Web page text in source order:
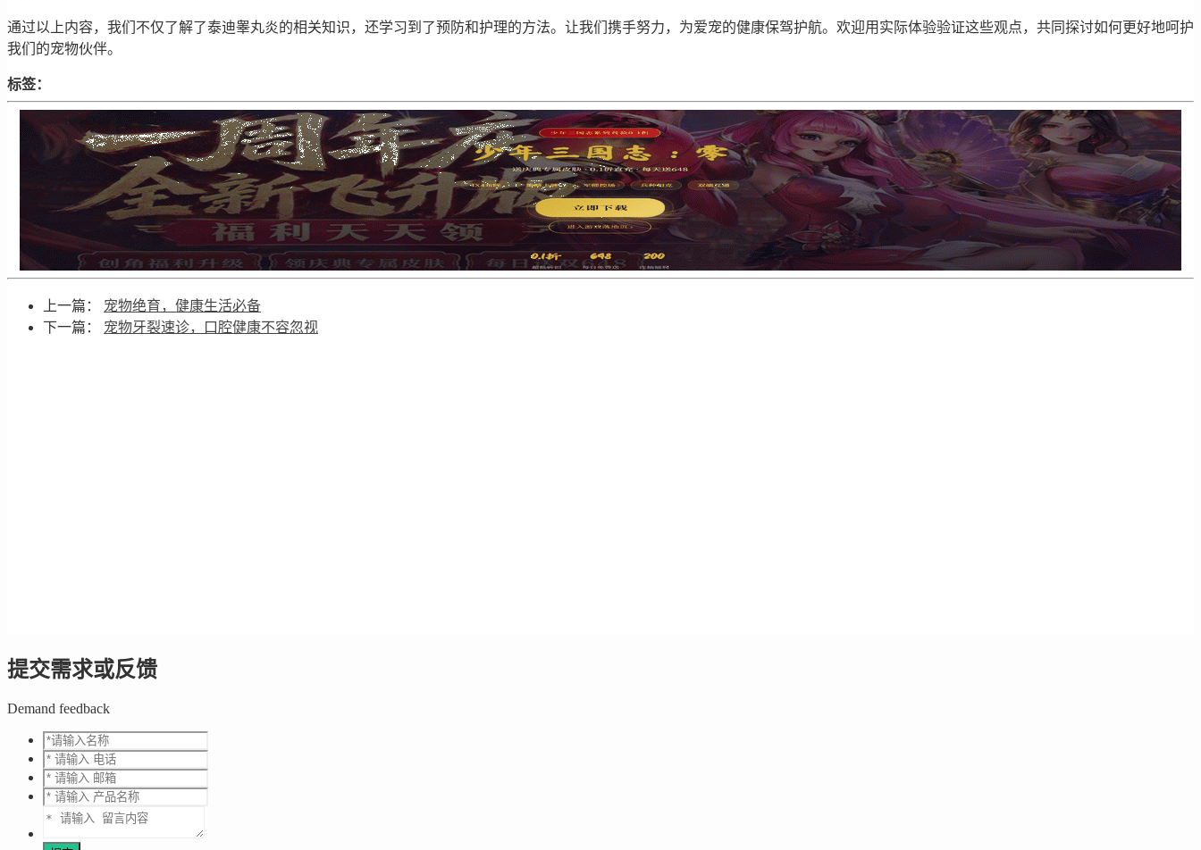
通过以上内容，我们不仅了解了泰迪睾丸炎的相关知识，还学习到了预防和护理的方法。让我们携手努力，为爱宠的健康保驾护航。欢迎用实际体验验证这些观点，共同探讨如何更好地呵护
我们的宠物伙伴。
标签：
上一篇： 宠物绝育，健康生活必备
下一篇： 宠物牙裂速诊，口腔健康不容忽视
提交需求或反馈
Demand feedback